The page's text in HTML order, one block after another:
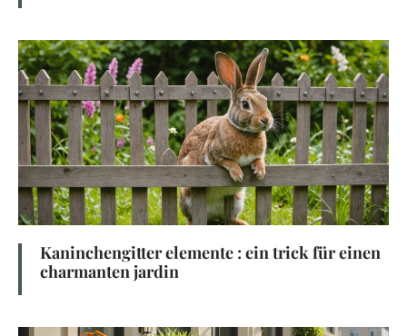
Kaninchengitter elemente : ein trick für einen
charmanten jardin